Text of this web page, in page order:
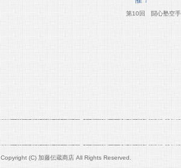
第10回 闘心塾空
Copyright (C) 加藤伝蔵商店 All Rights Reserved.